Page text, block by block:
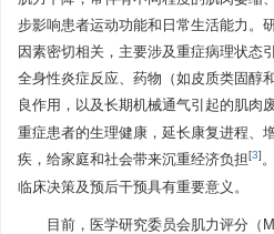
步影响患者运动功能和日常生活能力。
因素密切相关，主要涉及重症病理状态
全身性炎症反应、药物（如皮质类固醇
良作用，以及长期机械通气引起的肌肉
重症患者的生理健康，延长康复进程、
疾，给家庭和社会带来沉重经济负担[3]
临床决策及预后干预具有重要意义。
目前，医学研究委员会肌力评分（